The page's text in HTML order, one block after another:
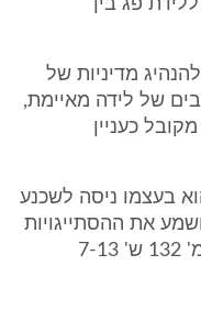
פג בין
1995 הוחלט להנהיג מדיניות של
של לידה מאיימת,
כעניין
בעצמו ניסה לשכנע
את ההסתייגויות
שלהם מכך (עמ' 128 ש' 21-24, עמ' 132 ש' 7-13